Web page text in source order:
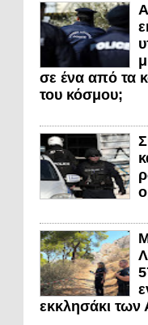
σε ένα από τα
του κόσμου;
εκκλησάκι των